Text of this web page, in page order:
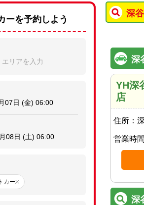
深
深
YH深
店
住所：
営業時間
深
ーを予約しよう
リアを入力
07日 (金) 06:00
08日 (土) 06:00
カー